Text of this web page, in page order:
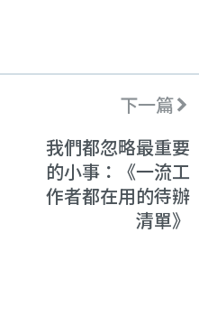
下一篇
我們都忽略最重要
的小事：《一流工
作者都在用的待辦
清單》